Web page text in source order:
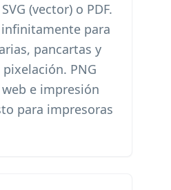
(vector) o PDF.
infinitamente para
pancartas y
PNG
e impresión
para impresoras